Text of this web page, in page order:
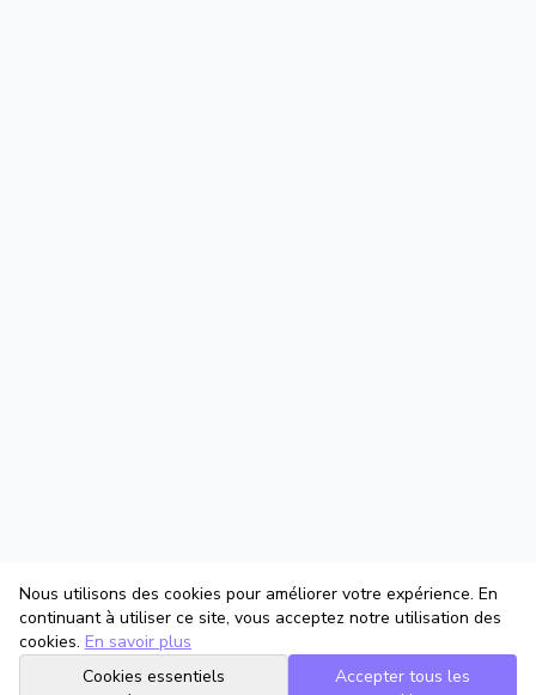
Nous utilisons des cookies pour améliorer votre expérience. En
continuant à utiliser ce site, vous acceptez notre utilisation des
cookies. En savoir plus
Cookies essentiels
Accepter tous les